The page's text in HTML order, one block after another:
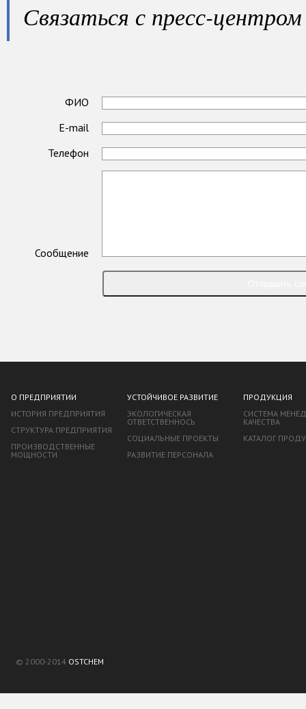
Связаться с пресс-центром
ФИО
E-mail
Телефон
Сообщение
О ПРЕДПРИЯТИИ
ИСТОРИЯ ПРЕДПРИЯТИЯ
СТРУКТУРА ПРЕДПРИЯТИЯ
ПРОИЗВОДСТВЕННЫЕ
МОЩНОСТИ
УСТОЙЧИВОЕ РАЗВИТИЕ
ЭКОЛОГИЧЕСКАЯ
ОТВЕТСТВЕННОСЬ
СОЦИАЛЬНЫЕ ПРОЕКТЫ
РАЗВИТИЕ ПЕРСОНАЛА
ПРОДУКЦИЯ
СИСТЕМА
КАЧЕСТВА
КАТАЛОГ
© 2000-2014 OSTCHEM